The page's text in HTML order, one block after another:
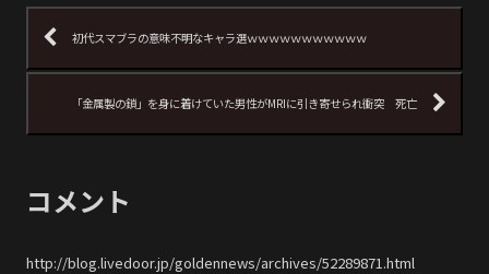
初代スマブラの意味不明なキャラ選ｗｗｗｗｗｗｗｗｗｗｗ
「金属製の鎖」を身に着けていた男性がMRIに引き寄せられ衝突 死亡
コメント
http://blog.livedoor.jp/goldennews/archives/52289871.html